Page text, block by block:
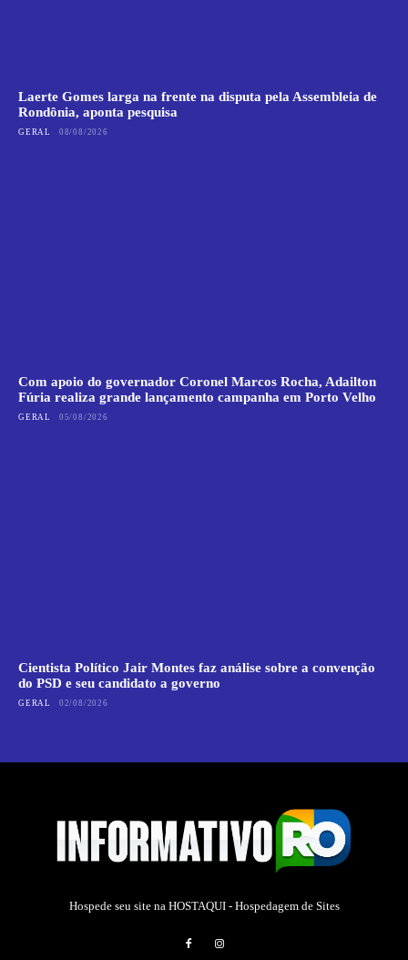
Laerte Gomes larga na frente na disputa pela Assembleia de
Rondônia, aponta pesquisa
GERAL 08/08/2026
Com apoio do governador Coronel Marcos Rocha, Adailton
Fúria realiza grande lançamento campanha em Porto Velho
GERAL 05/08/2026
Cientista Político Jair Montes faz análise sobre a convenção
do PSD e seu candidato a governo
GERAL 02/08/2026
Hospede seu site na HOSTAQUI - Hospedagem de Sites